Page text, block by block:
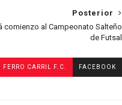
Posterior
comienzo al Campeonato Salteño
de Futsal
FERRO CARRIL F.C. FACEBOOK